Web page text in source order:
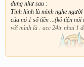
dung như sau :
Tình hình là mình nghe
của nó 1 số tiền ...(kô tiện
với mình là : acc 24tr nhai 1